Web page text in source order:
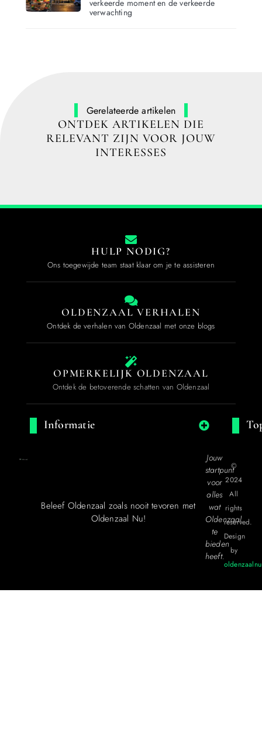
verkeerde moment en de verkeerde
verwachting
Gerelateerde artikelen
ONTDEK ARTIKELEN DIE
RELEVANT ZIJN VOOR JOUW
INTERESSES
HULP NODIG?
Ons toegewijde team staat klaar om je te assisteren
OLDENZAAL VERHALEN
Ontdek de verhalen van Oldenzaal met onze blogs
OPMERKELIJK OLDENZAAL
Ontdek de betoverende schatten van Oldenzaal
Informatie
Beleef Oldenzaal zoals nooit tevoren met
Oldenzaal Nu!
Jouw
startpunt
voor
alles
wat
Oldenzaal
te
bieden
heeft.
©
2024
All
rights
reserved.
Design
by